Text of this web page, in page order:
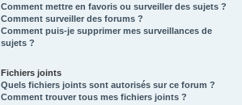
Comment mettre en favoris ou surveiller des sujets ?
Comment surveiller des forums ?
Comment puis-je supprimer mes surveillances de
sujets ?
Fichiers joints
Quels fichiers joints sont autorisés sur ce forum ?
Comment trouver tous mes fichiers joints ?